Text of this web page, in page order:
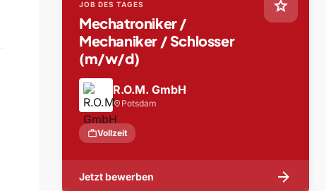
star
JOB DES TAGES
Mechatroniker /
Mechaniker / Schlosser
(m/w/d)
R.O.M. GmbH
location_on Potsdam
workVollzeit
Jetzt bewerben arrow_forward